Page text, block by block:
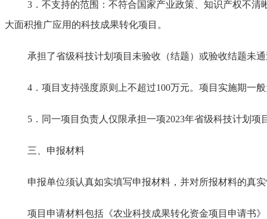
3．不支持的范围：不符合国家产业政策、知识产权不
大面积推广应用的科技成果转化项目。
承担了省级科技计划项目未验收（结题）或验收结题未
4．项目支持强度原则上不超过100万元。项目实施期一
5．同一项目负责人仅限承担一项2023年省级科技计划项
三、申报材料
申报单位须认真如实填写申报材料，并对所报材料的真
项目申请材料包括《农业科技成果转化资金项目申请书